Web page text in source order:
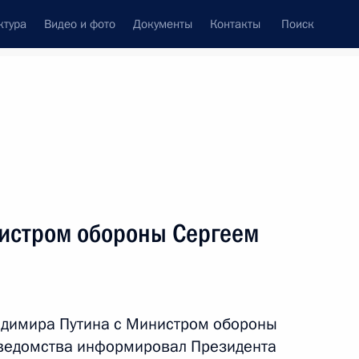
Видео и фото Документы Контакты Поиск
обороны Сергеем
Путина с Министром обороны
информировал Президента